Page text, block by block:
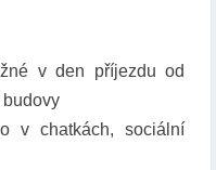
v den příjezdu od
v chatkách, sociální